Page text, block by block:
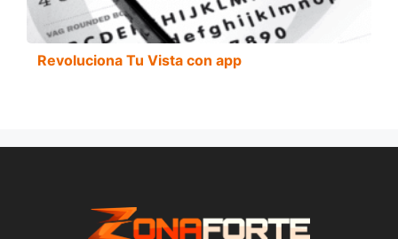
Revoluciona Tu Vista con app